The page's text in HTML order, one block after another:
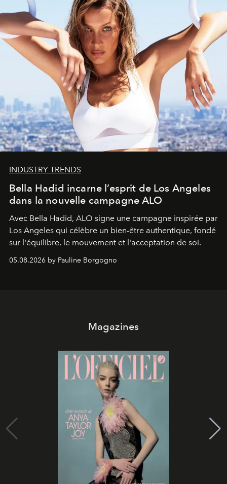
INDUSTRY TRENDS
Bella Hadid incarne l’esprit de Los Angeles
dans la nouvelle campagne ALO
Avec Bella Hadid, ALO signe une campagne inspirée par
Los Angeles qui célèbre un bien-être authentique, fondé
sur l'équilibre, le mouvement et l'acceptation de soi.
05.08.2026 by Pauline Borgogno
Magazines